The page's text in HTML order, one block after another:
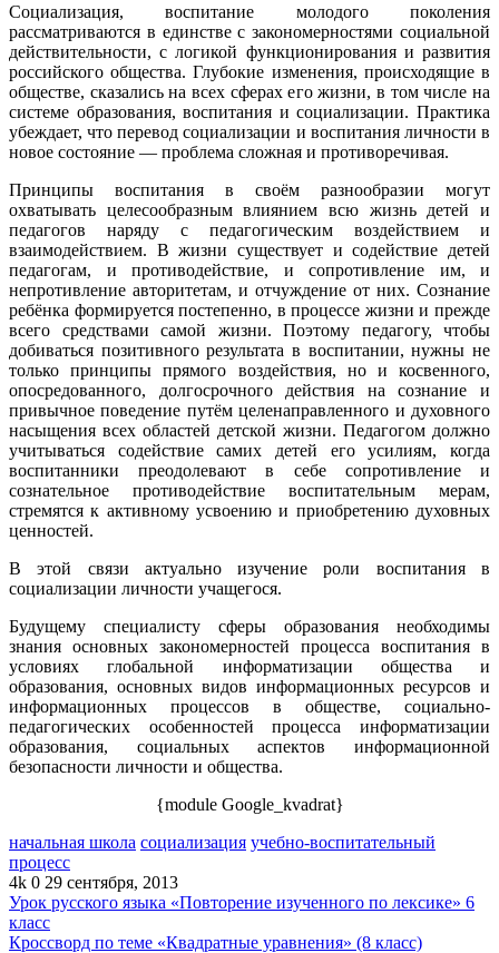
Социализация, воспитание молодого поколения
рассматриваются в единстве с закономерностями социальной
действительности, с логикой функционирования и развития
российского общества. Глубокие изменения, происходящие в
обществе, сказались на всех сферах его жизни, в том числе на
системе образования, воспитания и социализации. Практика
убеждает, что перевод социализации и воспитания личности в
новое состояние — проблема сложная и противоречивая.
Принципы воспитания в своём разнообразии могут
охватывать целесообразным влиянием всю жизнь детей и
педагогов наряду с педагогическим воздействием и
взаимодействием. В жизни существует и содействие детей
педагогам, и противодействие, и сопротивление им, и
непротивление авторитетам, и отчуждение от них. Сознание
ребёнка формируется постепенно, в процессе жизни и прежде
всего средствами самой жизни. Поэтому педагогу, чтобы
добиваться позитивного результата в воспитании, нужны не
только принципы прямого воздействия, но и косвенного,
опосредованного, долгосрочного действия на сознание и
привычное поведение путём целенаправленного и духовного
насыщения всех областей детской жизни. Педагогом должно
учитываться содействие самих детей его усилиям, когда
воспитанники преодолевают в себе сопротивление и
сознательное противодействие воспитательным мерам,
стремятся к активному усвоению и приобретению духовных
ценностей.
В этой связи актуально изучение роли воспитания в
социализации личности учащегося.
Будущему специалисту сферы образования необходимы
знания основных закономерностей процесса воспитания в
условиях глобальной информатизации общества и
образования, основных видов информационных ресурсов и
информационных процессов в обществе, социально-
педагогических особенностей процесса информатизации
образования, социальных аспектов информационной
безопасности личности и общества.
{module Google_kvadrat}
начальная школа социализация учебно-воспитательный
процесс
4k 0 29 сентября, 2013
Урок русского языка «Повторение изученного по лексике» 6
класс
Кроссворд по теме «Квадратные уравнения» (8 класс)